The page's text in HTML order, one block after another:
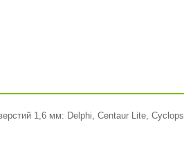
1,6 мм: Delphi, Centaur Lite, Cyclops.